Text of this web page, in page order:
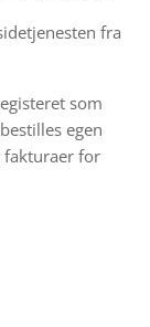
fra
som
egen
fakturaer for